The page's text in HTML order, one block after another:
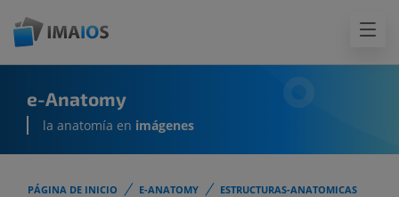
e-Anatomy
la anatomía en imágenes
PÁGINA DE INICIO E-ANATOMY
ESTRUCTURAS-ANATOMICAS